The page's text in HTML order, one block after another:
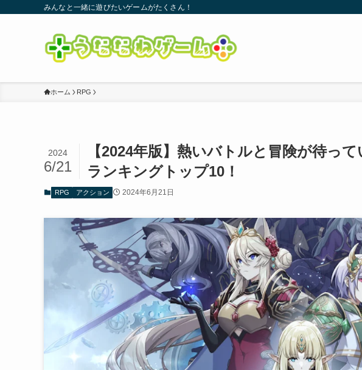
みんなと一緒に遊びたいゲームがたくさん！
ホーム RPG
【2024年版】熱いバトルと冒険が待っ
ランキングトップ10！
2024
6/21
RPG アクション 2024年6月21日